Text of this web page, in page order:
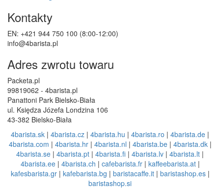
Kontakty
EN: +421 944 750 100 (8:00-12:00)
info@4barista.pl
Adres zwrotu towaru
Packeta.pl
99819062 - 4barista.pl
Panattoni Park Bielsko-Biała
ul. Księdza Józefa Londzina 106
43-382 Bielsko-Biała
4barista.sk | 4barista.cz | 4barista.hu | 4barista.ro | 4barista.de |
4barista.com | 4barista.hr| 4barista.nl | 4barista.be| 4barista.dk|
4barista.se | 4barista.pt | 4barista.fi | 4barista.lv | 4barista.lt |
4barista.ee| 4barista.ch | cafebarista.fr| kaffeebarista.at|
kafesbarista.gr| kafebarista.bg | baristacaffe.it| baristashop.es|
baristashop.si